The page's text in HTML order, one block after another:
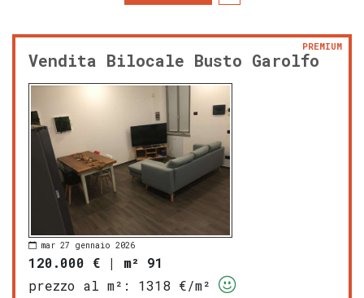
Vendita Bilocale Busto Garolfo
PREMIUM
mar 27 gennaio 2026
120.000 € | m² 91
prezzo al m²:
1318 €/m²